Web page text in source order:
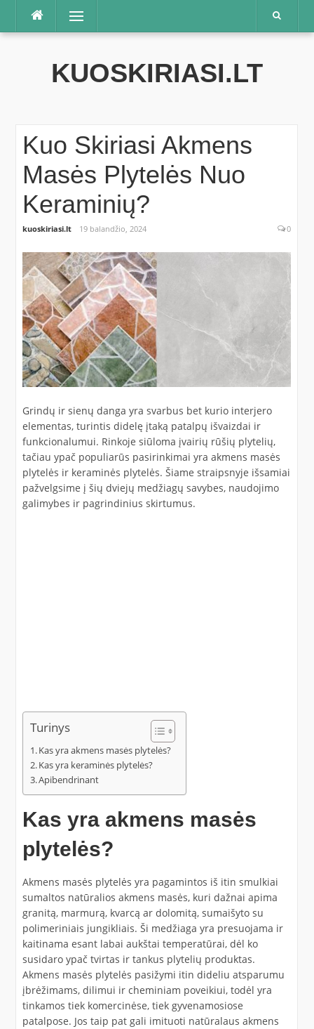
Praleisti
Meniu
KUOSKIRIASI.LT
Kuo Skiriasi Akmens
Masės Plytelės Nuo
Keraminių?
kuoskiriasi.lt 19 balandžio, 2024 0
Grindų ir sienų danga yra svarbus bet kurio interjero
elementas, turintis didelę įtaką patalpų išvaizdai ir
funkcionalumui. Rinkoje siūloma įvairių rūšių plytelių,
tačiau ypač populiarūs pasirinkimai yra akmens masės
plytelės ir keraminės plytelės. Šiame straipsnyje išsamiai
pažvelgsime į šių dviejų medžiagų savybes, naudojimo
galimybes ir pagrindinius skirtumus.
Turinys
Kas yra akmens masės plytelės?
Kas yra keraminės plytelės?
Apibendrinant
Kas yra akmens masės
plytelės?
Akmens masės plytelės yra pagamintos iš itin smulkiai
sumaltos natūralios akmens masės, kuri dažnai apima
granitą, marmurą, kvarcą ar dolomitą, sumaišyto su
polimeriniais jungikliais. Ši medžiaga yra presuojama ir
kaitinama esant labai aukštai temperatūrai, dėl ko
susidaro ypač tvirtas ir tankus plytelių produktas.
Akmens masės plytelės pasižymi itin dideliu atsparumu
įbrėžimams, dilimui ir cheminiam poveikiui, todėl yra
tinkamos tiek komercinėse, tiek gyvenamosiose
patalpose. Jos taip pat gali imituoti natūralaus akmens